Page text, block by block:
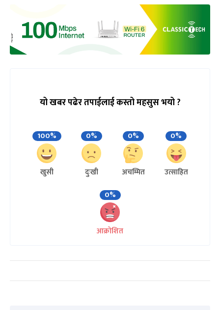
यो खबर पढेर तपाईलाई कस्तो महसुस भयो ?
100%
खुसी
0%
दुःखी
0%
अचम्मित
0%
उत्साहित
0%
आक्रोशित